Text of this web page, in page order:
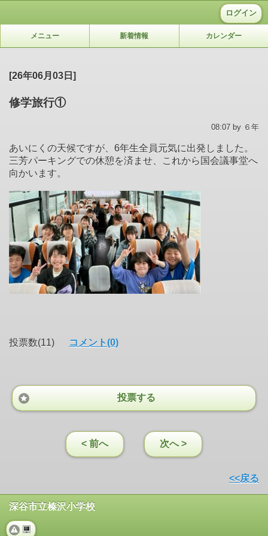
ログイン
メニュー 新着情報 カレンダー
[26年06月03日]
修学旅行①
08:07 by ６年
あいにくの天候ですが、6年生全員元気に出発しました。
三芳パーキングでの休憩を済ませ、これから国会議事堂へ
向かいます。
投票数(11) コメント(0)
投票する
< 前へ 次へ >
<<戻る
深谷市立榛沢小学校